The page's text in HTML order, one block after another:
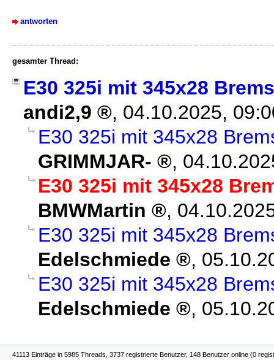
antworten
gesamter Thread:
E30 325i mit 345x28
andi2,9
, 04.10.2025,
E30 325i mit 345x28
GRIMMJAR-
,
E30 325i mit 345x28
BMWMartin
,
E30 325i mit 345x28
Edelschmiede
,
E30 325i mit 345x28
Edelschmiede
,
41113 Einträge in 5985 Threads, 3737 registrierte Benutzer, 148 Benutzer online (0